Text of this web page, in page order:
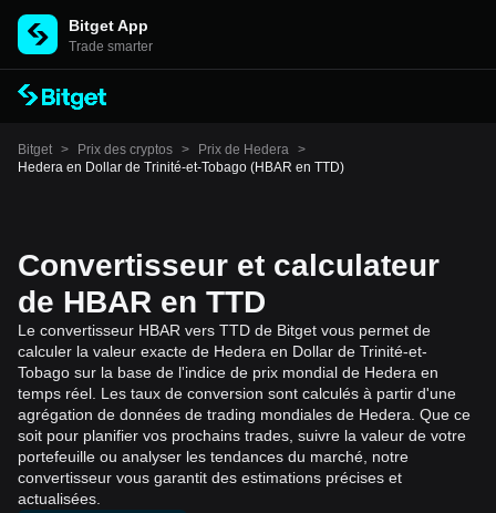
Bitget App
Trade smarter
Bitget > Prix des cryptos > Prix de Hedera >
Hedera en Dollar de Trinité-et-Tobago (HBAR en TTD)
Convertisseur et calculateur
de HBAR en TTD
Le convertisseur HBAR vers TTD de Bitget vous permet de
calculer la valeur exacte de Hedera en Dollar de Trinité-et-
Tobago sur la base de l'indice de prix mondial de Hedera en
temps réel. Les taux de conversion sont calculés à partir d'une
agrégation de données de trading mondiales de Hedera. Que ce
soit pour planifier vos prochains trades, suivre la valeur de votre
portefeuille ou analyser les tendances du marché, notre
convertisseur vous garantit des estimations précises et
actualisées.